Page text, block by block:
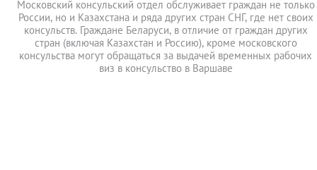
Московский консульский отдел обслуживает граждан не только
России, но и Казахстана и ряда других стран СНГ, где нет своих
консульств. Граждане Беларуси, в отличие от граждан других
стран (включая Казахстан и Россию), кроме московского
консульства могут обращаться за выдачей временных рабочих
виз в консульство в Варшаве